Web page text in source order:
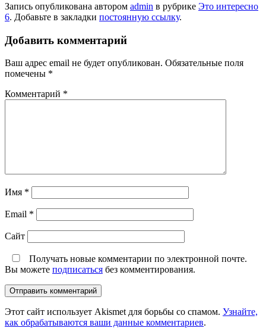
Запись опубликована автором admin в рубрике Это интересно
6. Добавьте в закладки постоянную ссылку.
Добавить комментарий
Ваш адрес email не будет опубликован. Обязательные поля
помечены *
Комментарий *
Имя *
Email *
Сайт
Получать новые комментарии по электронной почте.
Вы можете подписаться без комментирования.
Этот сайт использует Akismet для борьбы со спамом. Узнайте,
как обрабатываются ваши данные комментариев.